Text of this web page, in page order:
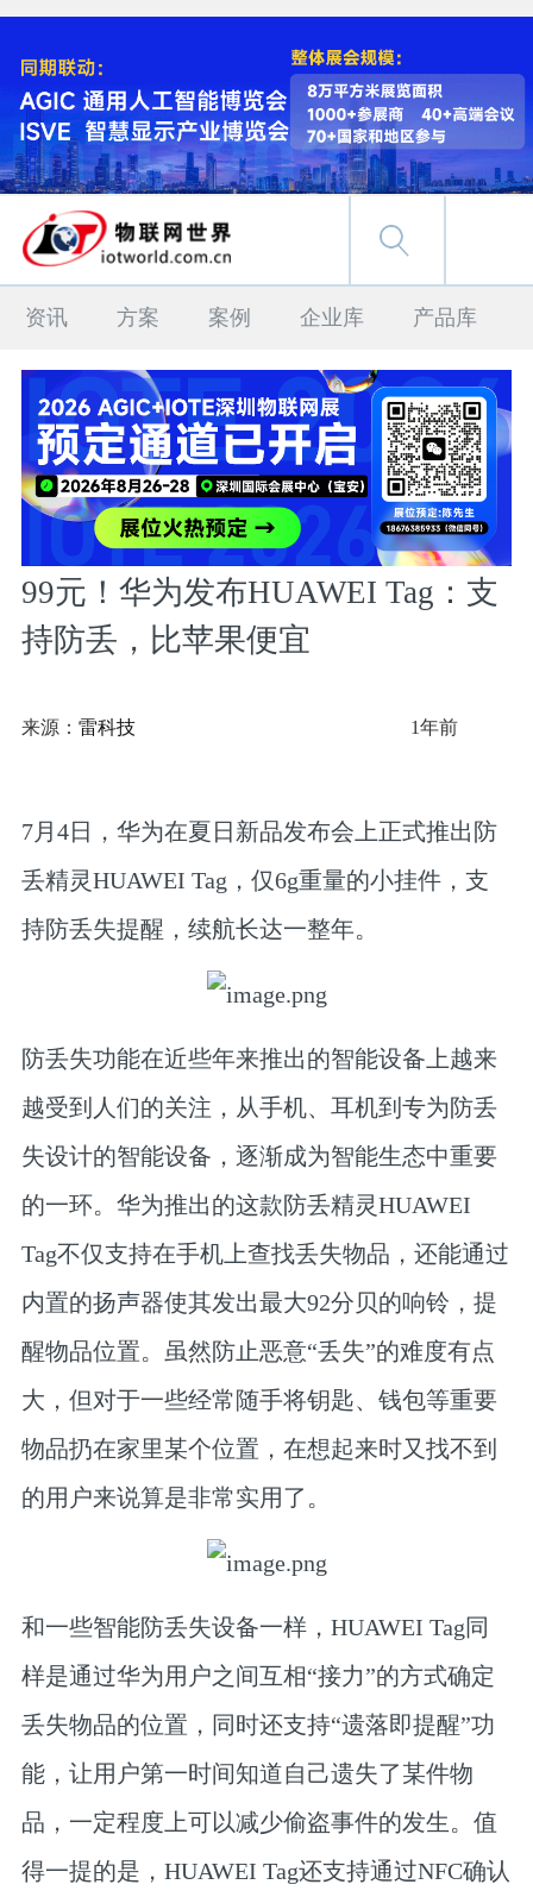
资讯 方案 案例 企业库 产品库
99元！华为发布HUAWEI Tag：支
持防丢，比苹果便宜
来源： 雷科技 1年前
7月4日，华为在夏日新品发布会上正式推出防
丢精灵HUAWEI Tag，仅6g重量的小挂件，支
持防丢失提醒，续航长达一整年。
防丢失功能在近些年来推出的智能设备上越来
越受到人们的关注，从手机、耳机到专为防丢
失设计的智能设备，逐渐成为智能生态中重要
的一环。 华为推出的这款防丢精灵HUAWEI
Tag不仅支持在手机上查找丢失物品，还能通过
内置的扬声器使其发出最大92分贝的响铃，提
醒物品位置。 虽然防止恶意“丢失”的难度有点
大，但对于一些经常随手将钥匙、钱包等重要
物品扔在家里某个位置，在想起来时又找不到
的用户来说算是非常实用了。
和一些智能防丢失设备一样，HUAWEI Tag同
样是通过华为用户之间互相“接力”的方式确定
丢失物品的位置，同时还支持“遗落即提醒”功
能，让用户第一时间知道自己遗失了某件物
品，一定程度上可以减少偷盗事件的发生。值
得一提的是，HUAWEI Tag还支持通过NFC确认